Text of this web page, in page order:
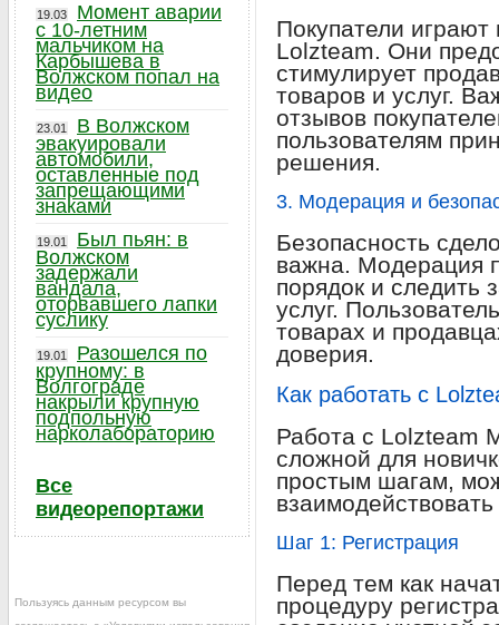
Покупатели
Lolzteam. Они
стимулирует
товаров и услуг.
отзывов
пользователям
решения.
3. Модерация и
Безопасность
важна. Модерация
порядок и следить
услуг.
товарах и
доверия.
Как работать с
Работа с Lolzteam
сложной для
простым шагам,
Шаг 1: Регистрация
Перед тем как
процедуру
19.03
Момент аварии
с 10-летним
мальчиком на
Карбышева в
Волжском попал на
видео
23.01
В Волжском
эвакуировали
автомобили,
оставленные под
запрещающими
знаками
19.01
Был пьян: в
Волжском
задержали
вандала,
оторвавшего лапки
суслику
19.01
Разошелся по
крупному: в
Волгограде
накрыли крупную
подпольную
нарколабораторию
Все
видеорепортажи
Пользуясь данным ресурсом вы